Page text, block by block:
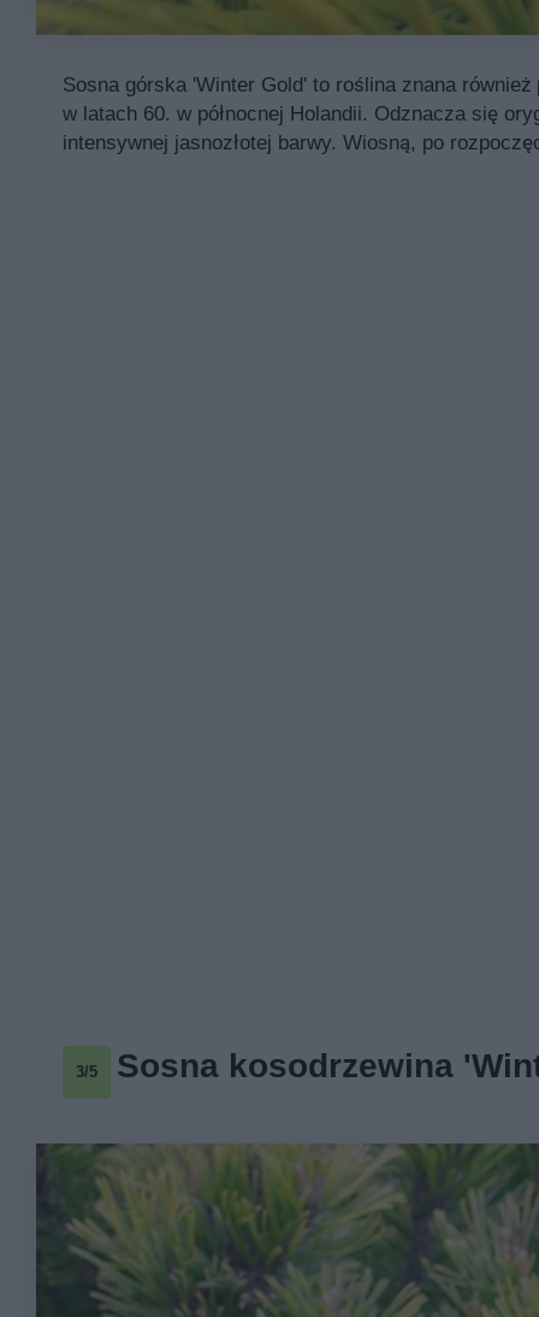
Sosna górska 'Winter Gold' to roślina znana
w latach 60. w północnej Holandii. Odznacza się
intensywnej jasnozłotej barwy. Wiosną, po
3/5 Sosna kosodrzewina